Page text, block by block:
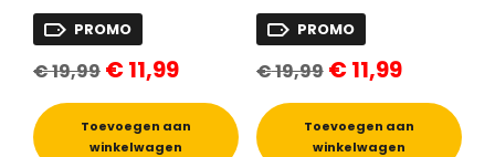
PROMO
€19,99 Oorspronkelijke
prijs
was:
€ 19,99.
€11,99Huidige
is:
€ 11,99.
Toevoegen aan
winkelwagen
PROMO
€19,99 Oorspronkelijke
prijs
was:
€ 19,99.
€11,99Huidige
is:
€ 11,99.
Toevoegen aan
winkelwagen